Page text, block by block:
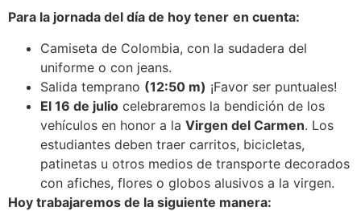
Para la jornada del día de hoy tener en cuenta:
Camiseta de Colombia, con la sudadera del
uniforme o con jeans.
Salida temprano (12:50 m) ¡Favor ser puntuales!
El 16 de julio celebraremos la bendición de los
vehículos en honor a la Virgen del Carmen. Los
estudiantes deben traer carritos, bicicletas,
patinetas u otros medios de transporte decorados
con afiches, flores o globos alusivos a la virgen.
Hoy trabajaremos de la siguiente manera: